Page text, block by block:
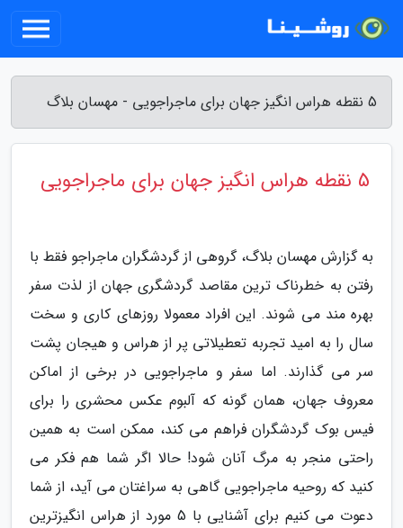
5 نقطه هراس انگیز جهان برای ماجراجویی - مهسان بلاگ
5 نقطه هراس انگیز جهان برای ماجراجویی
به گزارش مهسان بلاگ، گروهی از گردشگران ماجراجو فقط با
رفتن به خطرناک ترین مقاصد گردشگری جهان از لذت سفر
بهره مند می شوند. این افراد معمولا روزهای کاری و سخت
سال را به امید تجربه تعطیلاتی پر از هراس و هیجان پشت
سر می گذارند. اما سفر و ماجراجویی در برخی از اماکن
معروف جهان، همان گونه که آلبوم عکس محشری را برای
فیس بوک گردشگران فراهم می کند، ممکن است به همین
راحتی منجر به مرگ آنان شود! حالا اگر شما هم فکر می
کنید که روحیه ماجراجویی گاهی به سراغتان می آید، از شما
دعوت می کنیم برای آشنایی با 5 مورد از هراس انگیزترین